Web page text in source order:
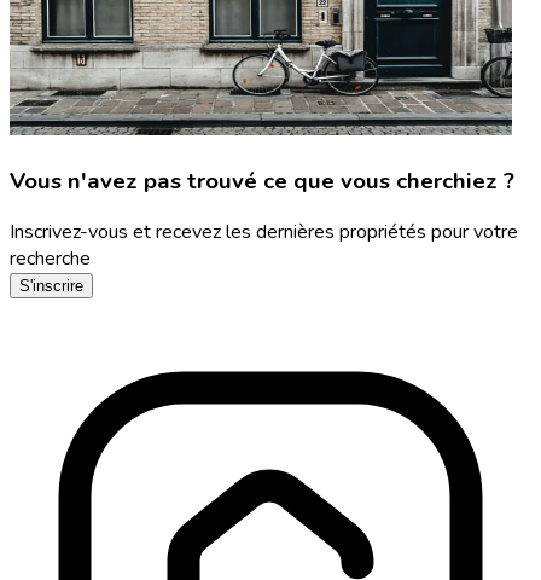
Vous n'avez pas trouvé ce que vous cherchiez ?
Inscrivez-vous et recevez les dernières propriétés pour votre
recherche
S'inscrire